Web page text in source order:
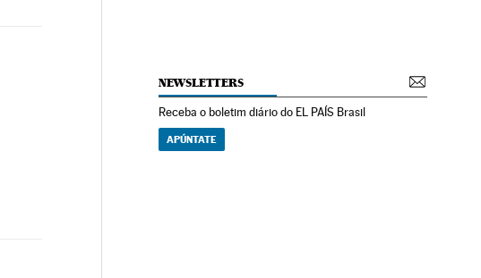
NEWSLETTERS
Receba o boletim diário do EL PAÍS Brasil
APÚNTATE